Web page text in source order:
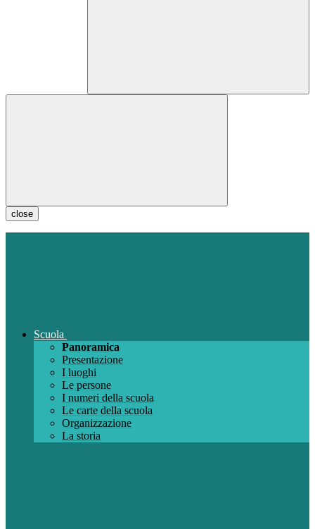
close
Scuola
Panoramica
Presentazione
I luoghi
Le persone
I numeri della scuola
Le carte della scuola
Organizzazione
La storia